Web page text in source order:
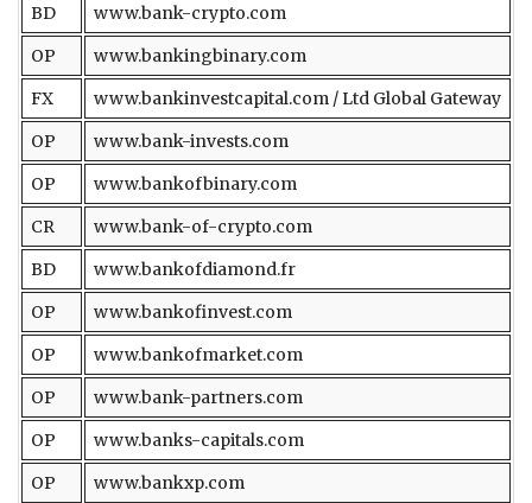
BD
www.bank-crypto.com
OP
www.bankingbinary.com
FX
www.bankinvestcapital.com / Ltd Global Gateway
OP
www.bank-invests.com
OP
www.bankofbinary.com
CR
www.bank-of-crypto.com
BD
www.bankofdiamond.fr
OP
www.bankofinvest.com
OP
www.bankofmarket.com
OP
www.bank-partners.com
OP
www.banks-capitals.com
OP
www.bankxp.com